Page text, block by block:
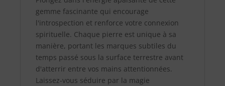
gemme fascinante qui encourage
l'introspection et renforce votre connexion
spirituelle. Chaque pierre est unique à sa
manière, portant les marques subtiles du
temps passé sous la surface terrestre avant
d'atterrir entre vos mains attentionnées.
Laissez-vous séduire par la magie